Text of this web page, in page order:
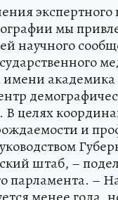
экспертного
мы
научного
имени
целях
и
штаб, –
парламента. –